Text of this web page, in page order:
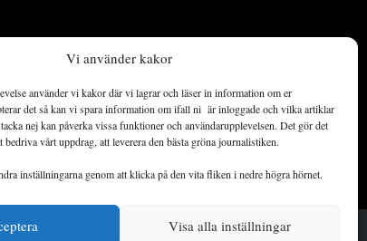
Vi använder kakor
använder vi kakor där vi lagrar och läser in information om er
det så kan vi spara information om ifall ni är inloggade och vilka artiklar
nej kan påverka vissa funktioner och användarupplevelsen. Det gör det
bedriva vårt uppdrag, att leverera den bästa gröna journalistiken.
inställningarna genom att klicka på den vita fliken i nedre högra hörnet.
Visa alla inställningar
händer